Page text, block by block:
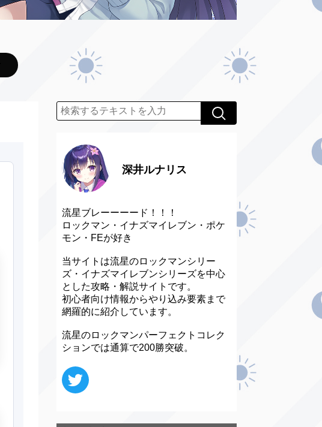
深井ルナリス
流星ブレーーーード！！！
ロックマン・イナズマイレブン・ポケ
モン・FEが好き
当サイトは流星のロックマンシリー
ズ・イナズマイレブンシリーズを中心
とした攻略・解説サイトです。
初心者向け情報からやり込み要素まで
網羅的に紹介しています。
流星のロックマンパーフェクトコレク
ションでは通算で200勝突破。